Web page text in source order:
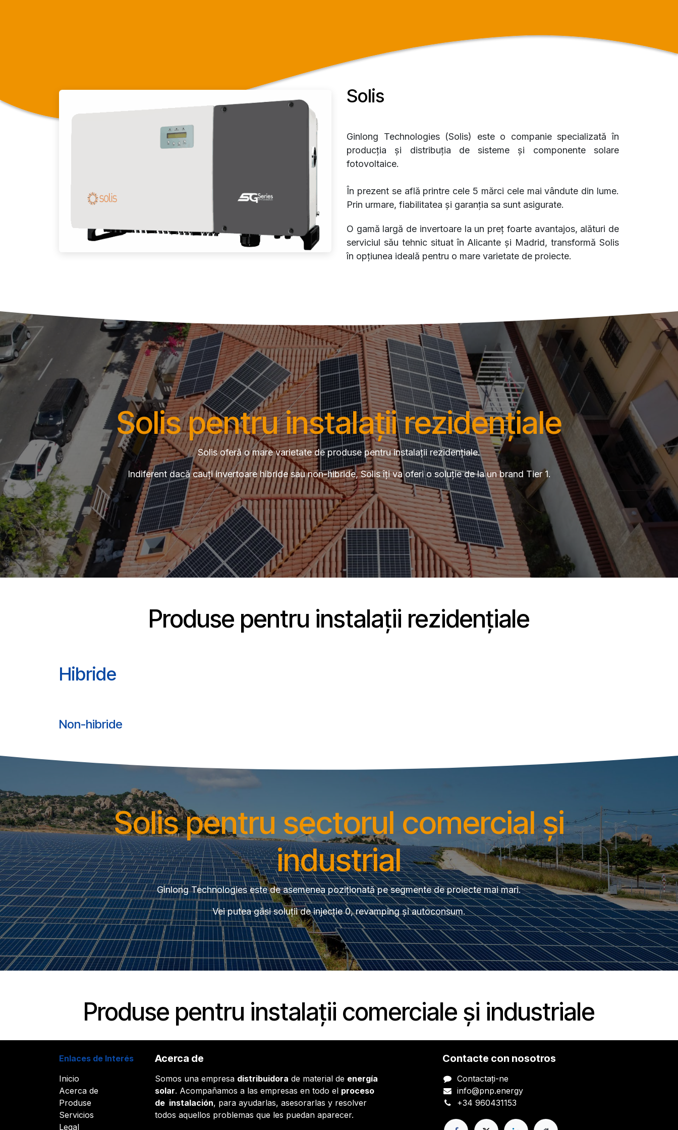
Solis
Ginlong Technologies (Solis) este o companie specializată în
producția și distribuția de sisteme și componente solare
fotovoltaice.
În prezent se află printre cele 5 mărci cele mai vândute din lume.
Prin urmare, fiabilitatea și garanția sa sunt asigurate.
O gamă largă de invertoare la un preț foarte avantajos, alături de
serviciul său tehnic situat în Alicante și Madrid, transformă Solis
în opțiunea ideală pentru o mare varietate de proiecte.
Solis pentru instalații rezidențiale
Solis oferă o mare varietate de produse pentru instalații rezidențiale.
Indiferent dacă cauți invertoare hibride sau non-hibride, Solis îți va oferi o soluție de la un brand Tier 1.
Produse pentru instalații rezidențiale
Hibride
Non-hibride
Solis pentru sectorul comercial și
industrial
Ginlong Technologies este de asemenea poziționată pe segmente de proiecte mai mari.
Vei putea găsi soluții de injecție 0, revamping și autoconsum.
Produse pentru instalații comerciale și industriale
Enlaces de Interés
Inicio
Acerca de
Produse
Servicios
Legal
Acerca de
Somos una empresa distribuidora de material de energía
solar. Acompañamos a las empresas en todo el proceso
de instalación, para ayudarlas, asesorarlas y resolver
todos aquellos problemas que les puedan aparecer.
Contacte con nosotros
Contactați-ne
info@pnp.energy
+34 960431153